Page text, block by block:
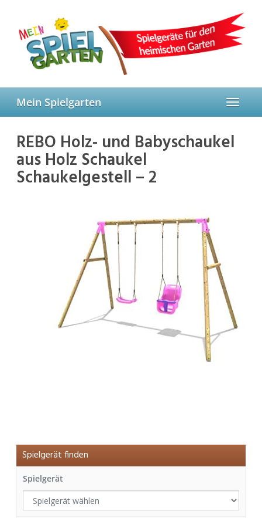
content
Toggle
Mein Spielgarten
REBO Holz- und Babyschaukel
aus Holz Schaukel
Schaukelgestell – 2
Spielgerät finden
Spielgerät